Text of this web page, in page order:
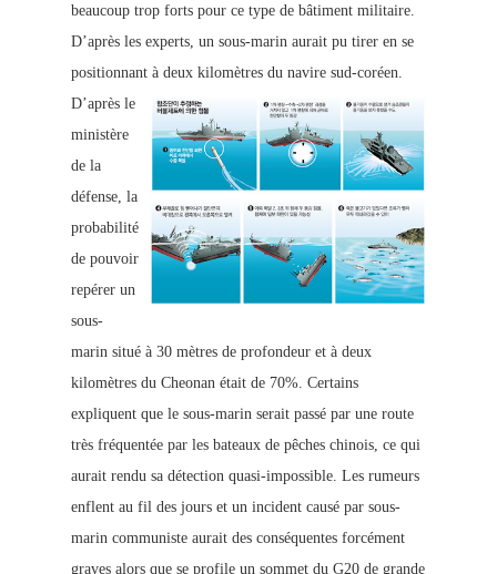
beaucoup trop forts pour ce type de bâtiment militaire.
D’après les experts, un sous-marin aurait pu tirer en se
positionnant à deux kilomètres du navire sud-coréen.
D’après le
ministère
de la
défense, la
probabilité
de pouvoir
repérer un
sous-
marin situé à 30 mètres de profondeur et à deux
kilomètres du Cheonan était de 70%. Certains
expliquent que le sous-marin serait passé par une route
très fréquentée par les bateaux de pêches chinois, ce qui
aurait rendu sa détection quasi-impossible. Les rumeurs
enflent au fil des jours et un incident causé par sous-
marin communiste aurait des conséquentes forcément
graves alors que se profile un sommet du G20 de grande